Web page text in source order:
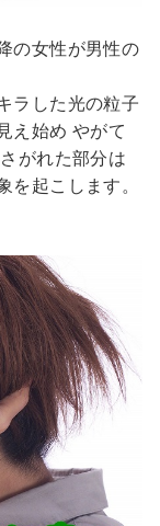
の女性が男性の
ラした光の粒子
え始め やがて
がれた部分は
を起こします。